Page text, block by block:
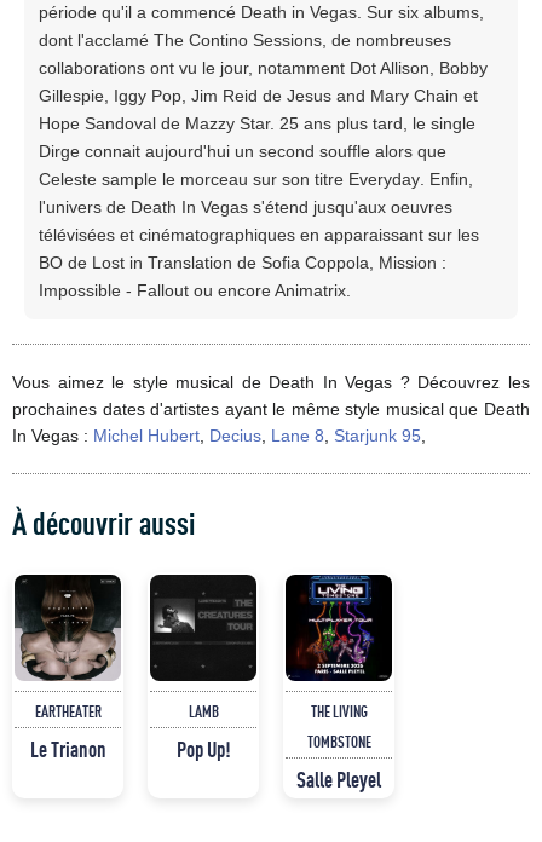
période qu'il a commencé Death in Vegas. Sur six albums,
dont l'acclamé The Contino Sessions, de nombreuses
collaborations ont vu le jour, notamment Dot Allison, Bobby
Gillespie, Iggy Pop, Jim Reid de Jesus and Mary Chain et
Hope Sandoval de Mazzy Star. 25 ans plus tard, le single
Dirge connait aujourd'hui un second souffle alors que
Celeste sample le morceau sur son titre Everyday. Enfin,
l'univers de Death In Vegas s'étend jusqu'aux oeuvres
télévisées et cinématographiques en apparaissant sur les
BO de Lost in Translation de Sofia Coppola, Mission :
Impossible - Fallout ou encore Animatrix.
Vous aimez le style musical de Death In Vegas ? Découvrez les
prochaines dates d'artistes ayant le même style musical que Death
In Vegas : Michel Hubert Decius Lane 8 Starjunk 95
À découvrir aussi
EARTHEATER
Le Trianon
LAMB
Pop Up!
THE LIVING
TOMBSTONE
Salle Pleyel